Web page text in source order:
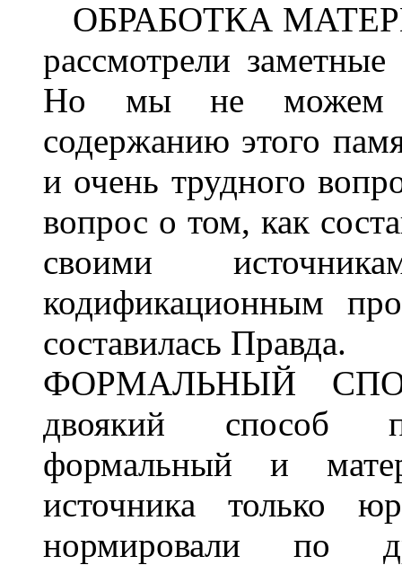
ОБРАБОТКА
рассмотрели
Но мы не можем
содержанию этого
и очень трудного
вопрос о том, как
своими
кодификационным
составилась Правда.
ФОРМАЛЬНЫЙ
двоякий способ
формальный и
источника только
нормировали по